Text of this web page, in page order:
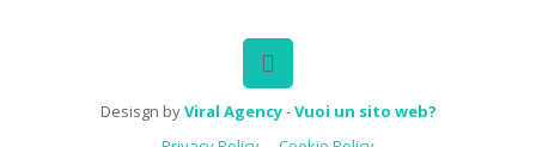
Desisgn byViral Agency-Vuoi un sito web?